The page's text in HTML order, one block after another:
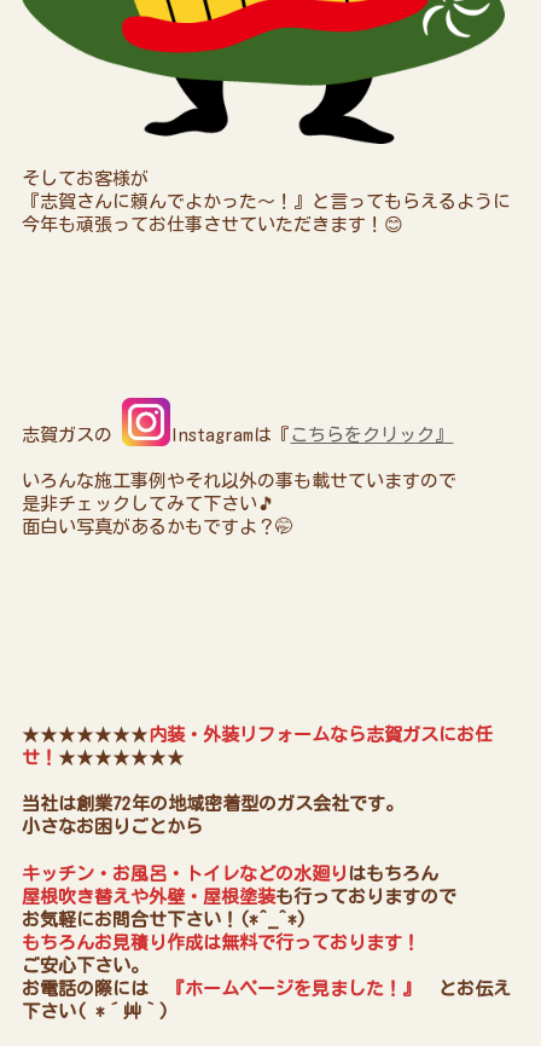
そしてお客様が
『志賀さんに頼んでよかった～！』と言ってもらえるように
今年も頑張ってお仕事させていただきます！😊
志賀ガスの Instagramは『 こちらをクリック』
いろんな施工事例やそれ以外の事も載せていますので
是非チェックしてみて下さい🎵
面白い写真があるかもですよ？🤭
★★★★★★★内装・外装リフォームなら志賀ガスにお任
せ！ ★★★★★★★
当社は創業72年の地域密着型のガス会社です。
小さなお困りごとから
キッチン・お風呂・トイレなどの水廻り はもちろん
屋根吹き替えや外壁・屋根塗装も行っておりますので
お気軽にお問合せ下さい！(*^_^*)
もちろんお見積り作成は無料で行っております！
ご安心下さい。
お電話の際には
『ホームページを見ました！』
とお伝え
下さい( *´艸｀)